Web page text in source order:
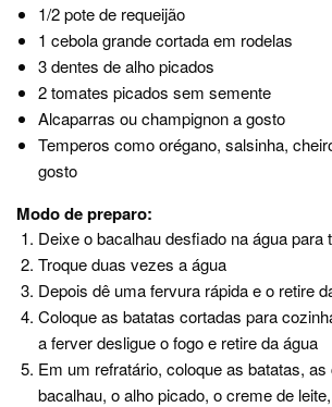
1/2 pote de requeijão
1 cebola grande cortada em rodelas
3 dentes de alho picados
2 tomates picados sem semente
Alcaparras ou champignon a gosto
Temperos como orégano, salsinha,
gosto
Modo de preparo:
Deixe o bacalhau desfiado na água para
Troque duas vezes a água
Depois dê uma fervura rápida e o retire
Coloque as batatas cortadas para
a ferver desligue o fogo e retire da água
Em um refratário, coloque as batatas,
bacalhau, o alho picado, o creme de